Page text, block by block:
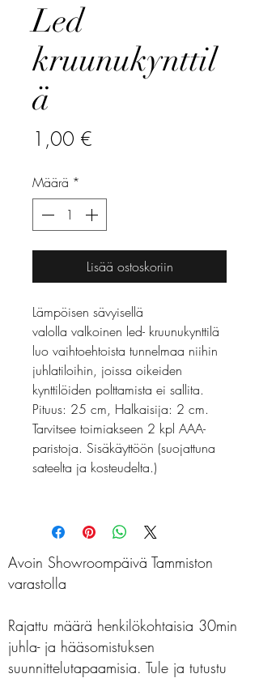
Led
kruunukynttil
ä
1,00 €
Määrä *
Lisää ostoskoriin
Lämpöisen sävyisellä
valolla valkoinen led- kruunukynttilä
luo vaihtoehtoista tunnelmaa niihin
juhlatiloihin, joissa oikeiden
kynttilöiden polttamista ei sallita.
Pituus: 25 cm, Halkaisija: 2 cm.
Tarvitsee toimiakseen 2 kpl AAA-
paristoja. Sisäkäyttöön (suojattuna
sateelta ja kosteudelta.)
Avoin Showroompäivä Tammiston
varastolla
Rajattu määrä henkilökohtaisia 30min
juhla- ja hääsomistuksen
suunnittelutapaamisia. Tule ja tutustu